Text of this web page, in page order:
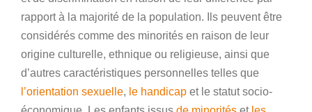
rapport à la majorité de la population. Ils peuvent être
considérés comme des minorités en raison de leur
origine culturelle, ethnique ou religieuse, ainsi que
d’autres caractéristiques personnelles telles que
l’orientation sexuelle, le handicap et le statut socio-